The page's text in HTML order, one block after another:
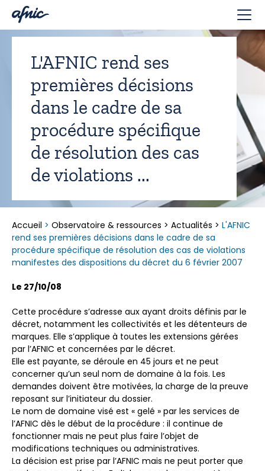
L'AFNIC rend ses
premières décisions
dans le cadre de sa
procédure spécifique
de résolution des cas
de violations ...
Accueil > Observatoire & ressources > Actualités > L'AFNIC
rend ses premières décisions dans le cadre de sa
procédure spécifique de résolution des cas de violations
manifestes des dispositions du décret du 6 février 2007
Le 27/10/08
Cette procédure s’adresse aux ayant droits définis par le
décret, notamment les collectivités et les détenteurs de
marques. Elle s’applique à toutes les extensions gérées
par l’AFNIC et concernées par le décret.
Elle est payante, se déroule en 45 jours et ne peut
concerner qu’un seul nom de domaine à la fois. Les
demandes doivent être motivées, la charge de la preuve
reposant sur l’initiateur du dossier.
Le nom de domaine visé est « gelé » par les services de
l’AFNIC dès le début de la procédure : il continue de
fonctionner mais ne peut plus faire l’objet de
modifications techniques ou administratives.
La décision est prise par l’AFNIC mais ne peut porter que
Panneau de gestion des cookies